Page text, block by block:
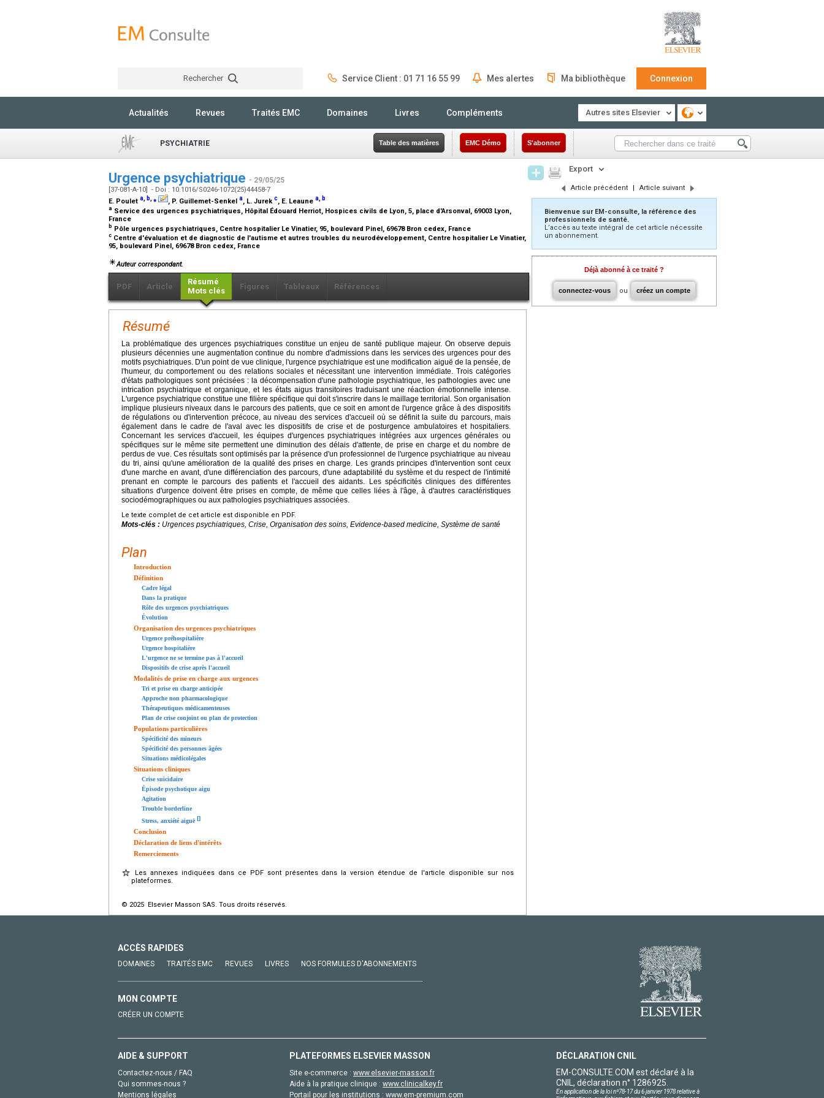
Rechercher Service Client : 01 71 16 55 99 Mes alertes Ma bibliothèque Connexion
Actualités Revues Traités EMC Domaines Livres Compléments Autres sites Elsevier
PSYCHIATRIE Table des matières EMC Démo S'abonner
Urgence psychiatrique - 29/05/25
[37-081-A-10] - Doi : 10.1016/S0246-1072(25)44458-7
E. Poulet a, b,⁎ , P. Guillemet-Senkel a, L. Jurekc, E. Leaune a, b
a Service des urgences psychiatriques, Hôpital Édouard Herriot, Hospices civils de Lyon, 5, place d'Arsonval, 69003 Lyon,
France
b Pôle urgences psychiatriques, Centre hospitalier Le Vinatier, 95, boulevard Pinel, 69678 Bron cedex, France
c Centre d'évaluation et de diagnostic de l'autisme et autres troubles du neurodéveloppement, Centre hospitalier Le Vinatier,
95, boulevard Pinel, 69678 Bron cedex, France
Auteur correspondant.
PDF Article
Résumé
Mots clés
Figures Tableaux Références
Résumé
La problématique des urgences psychiatriques constitue un enjeu de santé publique majeur. On observe depuis
plusieurs décennies une augmentation continue du nombre d'admissions dans les services des urgences pour des
motifs psychiatriques. D'un point de vue clinique, l'urgence psychiatrique est une modification aiguë de la pensée, de
l'humeur, du comportement ou des relations sociales et nécessitant une intervention immédiate. Trois catégories
d'états pathologiques sont précisées : la décompensation d'une pathologie psychiatrique, les pathologies avec une
intrication psychiatrique et organique, et les états aigus transitoires traduisant une réaction émotionnelle intense.
L'urgence psychiatrique constitue une filière spécifique qui doit s'inscrire dans le maillage territorial. Son organisation
implique plusieurs niveaux dans le parcours des patients, que ce soit en amont de l'urgence grâce à des dispositifs
de régulations ou d'intervention précoce, au niveau des services d'accueil où se définit la suite du parcours, mais
également dans le cadre de l'aval avec les dispositifs de crise et de posturgence ambulatoires et hospitaliers.
Concernant les services d'accueil, les équipes d'urgences psychiatriques intégrées aux urgences générales ou
spécifiques sur le même site permettent une diminution des délais d'attente, de prise en charge et du nombre de
perdus de vue. Ces résultats sont optimisés par la présence d'un professionnel de l'urgence psychiatrique au niveau
du tri, ainsi qu'une amélioration de la qualité des prises en charge. Les grands principes d'intervention sont ceux
d'une marche en avant, d'une différenciation des parcours, d'une adaptabilité du système et du respect de l'intimité
prenant en compte le parcours des patients et l'accueil des aidants. Les spécificités cliniques des différentes
situations d'urgence doivent être prises en compte, de même que celles liées à l'âge, à d'autres caractéristiques
sociodémographiques ou aux pathologies psychiatriques associées.
Le texte complet de cet article est disponible en PDF.
Mots-clés : Urgences psychiatriques, Crise, Organisation des soins, Evidence-based medicine, Système de santé
Plan
Introduction
Définition
Cadre légal
Dans la pratique
Rôle des urgences psychiatriques
Évolution
Organisation des urgences psychiatriques
Urgence préhospitalière
Urgence hospitalière
L'urgence ne se termine pas à l'accueil
Dispositifs de crise après l'accueil
Modalités de prise en charge aux urgences
Tri et prise en charge anticipée
Approche non pharmacologique
Thérapeutiques médicamenteuses
Plan de crise conjoint ou plan de protection
Populations particulières
Spécificité des mineurs
Spécificité des personnes âgées
Situations médicolégales
Situations cliniques
Crise suicidaire
Épisode psychotique aigu
Agitation
Trouble borderline
Stress, anxiété aiguë[]
Conclusion
Déclaration de liens d'intérêts
Remerciements
Les annexes indiquées dans ce PDF sont présentes dans la version étendue de l'article disponible sur nos
plateformes.
© 2025 Elsevier Masson SAS. Tous droits réservés.
Export
Article précédent | Article suivant
Bienvenue sur EM-consulte, la référence des
professionnels de santé.
L’accès au texte intégral de cet article nécessite
un abonnement.
Déjà abonné à ce traité ?
connectez-vous ou créez un compte
ACCÈS RAPIDES
DOMAINES TRAITÉS EMC REVUES LIVRES NOS FORMULES D'ABONNEMENTS
MON COMPTE
CRÉER UN COMPTE
AIDE & SUPPORT
Contactez-nous / FAQ
Qui sommes-nous ?
Mentions légales
PLATEFORMES ELSEVIER MASSON
Site e-commerce : www.elsevier-masson.fr
Aide à la pratique clinique : www.clinicalkey.fr
Portail pour les institutions : www.em-premium.com
DÉCLARATION CNIL
EM-CONSULTE.COM est déclaré à la
CNIL, déclaration n° 1286925.
En application de la loi nº78-17 du 6 janvier 1978 relative à